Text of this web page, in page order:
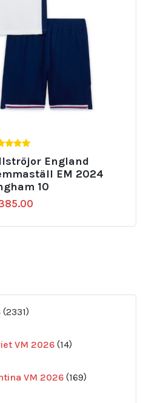
av 5
England
EM 2024
10
2331
produkter
VM 2026 14
produkter
VM 2026 169
produkter